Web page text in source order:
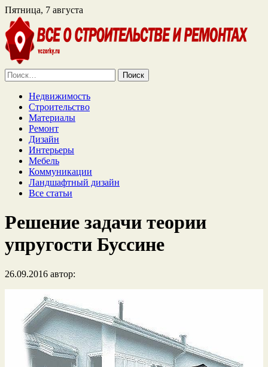
Пятница, 7 августа
Найти:
Недвижимость
Строительство
Материалы
Ремонт
Дизайн
Интерьеры
Мебель
Коммуникации
Ландшафтный дизайн
Все статьи
Решение задачи теории
упругости Буссине
26.09.2016 автор: